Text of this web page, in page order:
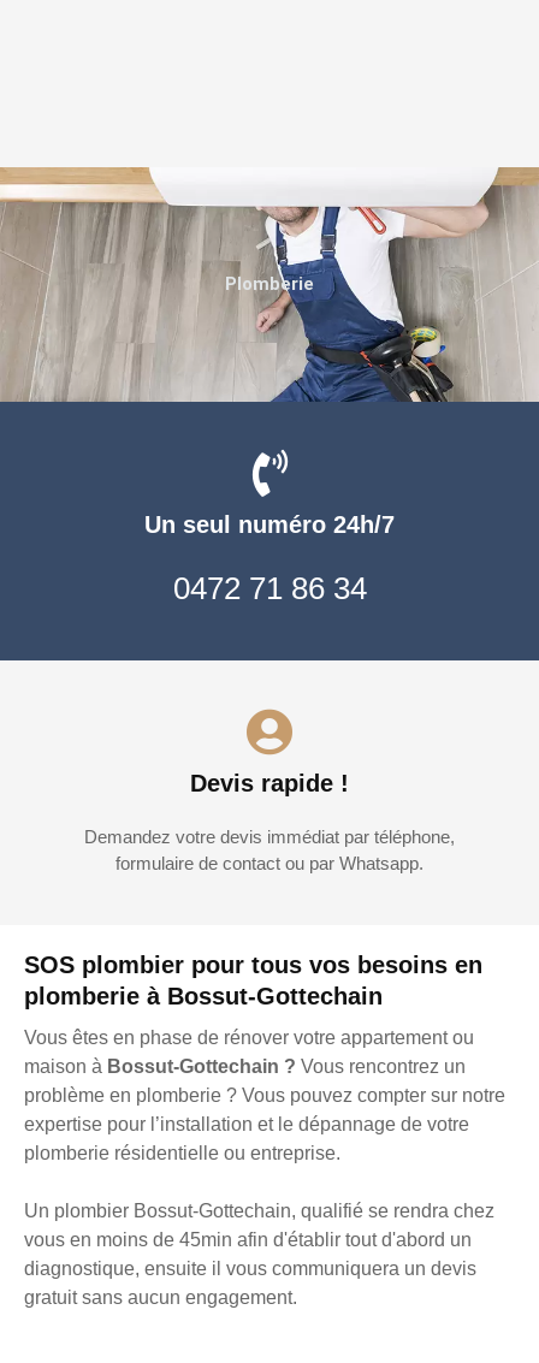
SOS plombier pour tous vos besoins en
plomberie à Bossut-Gottechain
Vous êtes en phase de rénover votre appartement ou
maison à Bossut-Gottechain ? Vous rencontrez un
problème en plomberie ? Vous pouvez compter sur notre
expertise pour l’installation et le dépannage de votre
plomberie résidentielle ou entreprise.
Un plombier Bossut-Gottechain, qualifié se rendra chez
vous en moins de 45min afin d'établir tout d'abord un
diagnostique, ensuite il vous communiquera un devis
gratuit sans aucun engagement.
Un seul numéro 24h/7
0472 71 86 34
Devis rapide !
Demandez votre devis immédiat par téléphone,
formulaire de contact ou par Whatsapp.
Plomberie